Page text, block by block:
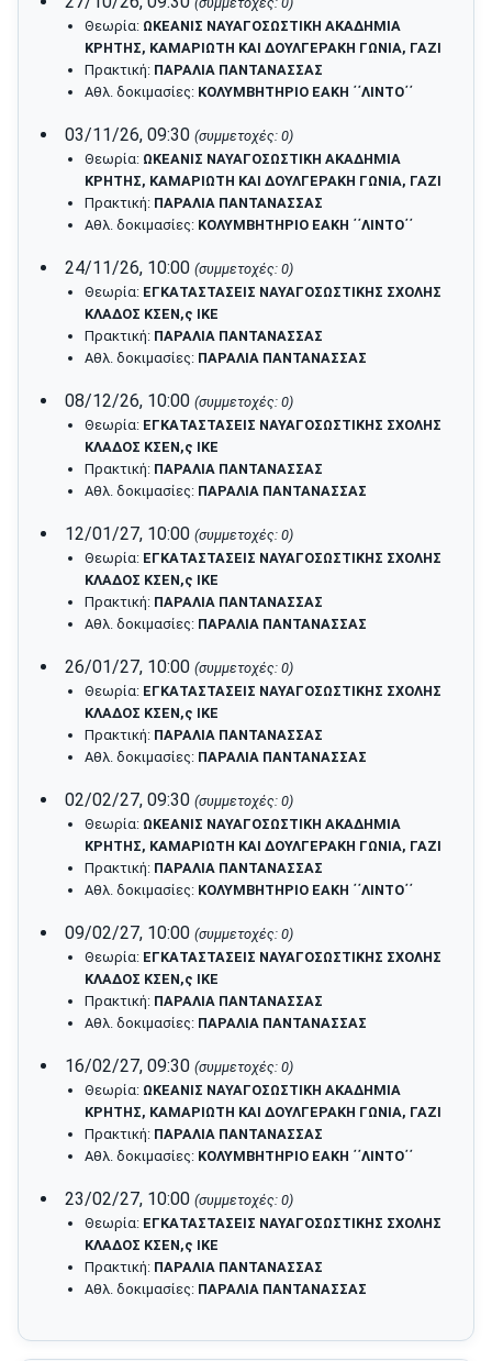
Θεωρία: ΩΚΕΑΝΙΣ ΝΑΥΑΓΟΣΩΣΤΙΚΗ ΑΚΑΔΗΜΙΑ
ΚΡΗΤΗΣ, ΚΑΜΑΡΙΩΤΗ ΚΑΙ ΔΟΥΛΓΕΡΑΚΗ ΓΩΝΙΑ, ΓΑΖΙ
Πρακτική: ΠΑΡΑΛΙΑ ΠΑΝΤΑΝΑΣΣΑΣ
Αθλ. δοκιμασίες: ΚΟΛΥΜΒΗΤΗΡΙΟ ΕΑΚΗ ΄΄ΛΙΝΤΟ΄΄
03/11/26, 09:30 (συμμετοχές: 0)
Θεωρία: ΩΚΕΑΝΙΣ ΝΑΥΑΓΟΣΩΣΤΙΚΗ ΑΚΑΔΗΜΙΑ
ΚΡΗΤΗΣ, ΚΑΜΑΡΙΩΤΗ ΚΑΙ ΔΟΥΛΓΕΡΑΚΗ ΓΩΝΙΑ, ΓΑΖΙ
Πρακτική: ΠΑΡΑΛΙΑ ΠΑΝΤΑΝΑΣΣΑΣ
Αθλ. δοκιμασίες: ΚΟΛΥΜΒΗΤΗΡΙΟ ΕΑΚΗ ΄΄ΛΙΝΤΟ΄΄
24/11/26, 10:00 (συμμετοχές: 0)
Θεωρία: ΕΓΚΑΤΑΣΤΑΣΕΙΣ ΝΑΥΑΓΟΣΩΣΤΙΚΗΣ ΣΧΟΛΗΣ
ΚΛΑΔΟΣ ΚΣΕΝ,ς ΙΚΕ
Πρακτική: ΠΑΡΑΛΙΑ ΠΑΝΤΑΝΑΣΣΑΣ
Αθλ. δοκιμασίες: ΠΑΡΑΛΙΑ ΠΑΝΤΑΝΑΣΣΑΣ
08/12/26, 10:00 (συμμετοχές: 0)
Θεωρία: ΕΓΚΑΤΑΣΤΑΣΕΙΣ ΝΑΥΑΓΟΣΩΣΤΙΚΗΣ ΣΧΟΛΗΣ
ΚΛΑΔΟΣ ΚΣΕΝ,ς ΙΚΕ
Πρακτική: ΠΑΡΑΛΙΑ ΠΑΝΤΑΝΑΣΣΑΣ
Αθλ. δοκιμασίες: ΠΑΡΑΛΙΑ ΠΑΝΤΑΝΑΣΣΑΣ
12/01/27, 10:00 (συμμετοχές: 0)
Θεωρία: ΕΓΚΑΤΑΣΤΑΣΕΙΣ ΝΑΥΑΓΟΣΩΣΤΙΚΗΣ ΣΧΟΛΗΣ
ΚΛΑΔΟΣ ΚΣΕΝ,ς ΙΚΕ
Πρακτική: ΠΑΡΑΛΙΑ ΠΑΝΤΑΝΑΣΣΑΣ
Αθλ. δοκιμασίες: ΠΑΡΑΛΙΑ ΠΑΝΤΑΝΑΣΣΑΣ
26/01/27, 10:00 (συμμετοχές: 0)
Θεωρία: ΕΓΚΑΤΑΣΤΑΣΕΙΣ ΝΑΥΑΓΟΣΩΣΤΙΚΗΣ ΣΧΟΛΗΣ
ΚΛΑΔΟΣ ΚΣΕΝ,ς ΙΚΕ
Πρακτική: ΠΑΡΑΛΙΑ ΠΑΝΤΑΝΑΣΣΑΣ
Αθλ. δοκιμασίες: ΠΑΡΑΛΙΑ ΠΑΝΤΑΝΑΣΣΑΣ
02/02/27, 09:30 (συμμετοχές: 0)
Θεωρία: ΩΚΕΑΝΙΣ ΝΑΥΑΓΟΣΩΣΤΙΚΗ ΑΚΑΔΗΜΙΑ
ΚΡΗΤΗΣ, ΚΑΜΑΡΙΩΤΗ ΚΑΙ ΔΟΥΛΓΕΡΑΚΗ ΓΩΝΙΑ, ΓΑΖΙ
Πρακτική: ΠΑΡΑΛΙΑ ΠΑΝΤΑΝΑΣΣΑΣ
Αθλ. δοκιμασίες: ΚΟΛΥΜΒΗΤΗΡΙΟ ΕΑΚΗ ΄΄ΛΙΝΤΟ΄΄
09/02/27, 10:00 (συμμετοχές: 0)
Θεωρία: ΕΓΚΑΤΑΣΤΑΣΕΙΣ ΝΑΥΑΓΟΣΩΣΤΙΚΗΣ ΣΧΟΛΗΣ
ΚΛΑΔΟΣ ΚΣΕΝ,ς ΙΚΕ
Πρακτική: ΠΑΡΑΛΙΑ ΠΑΝΤΑΝΑΣΣΑΣ
Αθλ. δοκιμασίες: ΠΑΡΑΛΙΑ ΠΑΝΤΑΝΑΣΣΑΣ
16/02/27, 09:30 (συμμετοχές: 0)
Θεωρία: ΩΚΕΑΝΙΣ ΝΑΥΑΓΟΣΩΣΤΙΚΗ ΑΚΑΔΗΜΙΑ
ΚΡΗΤΗΣ, ΚΑΜΑΡΙΩΤΗ ΚΑΙ ΔΟΥΛΓΕΡΑΚΗ ΓΩΝΙΑ, ΓΑΖΙ
Πρακτική: ΠΑΡΑΛΙΑ ΠΑΝΤΑΝΑΣΣΑΣ
Αθλ. δοκιμασίες: ΚΟΛΥΜΒΗΤΗΡΙΟ ΕΑΚΗ ΄΄ΛΙΝΤΟ΄΄
23/02/27, 10:00 (συμμετοχές: 0)
Θεωρία: ΕΓΚΑΤΑΣΤΑΣΕΙΣ ΝΑΥΑΓΟΣΩΣΤΙΚΗΣ ΣΧΟΛΗΣ
ΚΛΑΔΟΣ ΚΣΕΝ,ς ΙΚΕ
Πρακτική: ΠΑΡΑΛΙΑ ΠΑΝΤΑΝΑΣΣΑΣ
Αθλ. δοκιμασίες: ΠΑΡΑΛΙΑ ΠΑΝΤΑΝΑΣΣΑΣ